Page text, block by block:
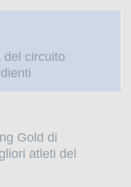
del circuito
Gold di
atleti del